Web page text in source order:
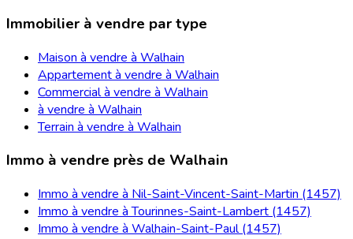
Immobilier à vendre par type
Maison à vendre à Walhain
Appartement à vendre à Walhain
Commercial à vendre à Walhain
à vendre à Walhain
Terrain à vendre à Walhain
Immo à vendre près de Walhain
Immo à vendre à Nil-Saint-Vincent-Saint-Martin (1457)
Immo à vendre à Tourinnes-Saint-Lambert (1457)
Immo à vendre à Walhain-Saint-Paul (1457)